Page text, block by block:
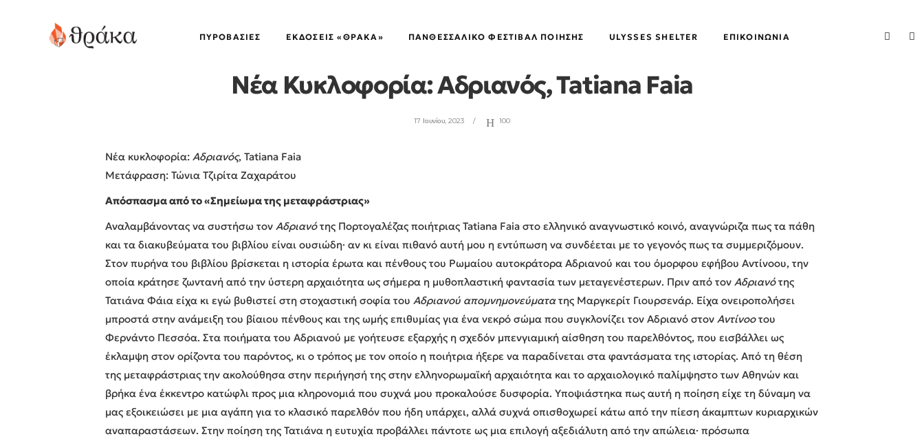
ΠΥΡΟΒΑΣΊΕΣ EΚΔΌΣΕΙΣ «ΘΡΑΚΑ» ΠΑΝΘΕΣΣΑΛΙΚΌ ΦΕΣΤΙΒΆΛ ΠΟΊΗΣΗΣ ULYSSES SHELTER ΕΠΙΚΟΙΝΩΝΊΑ
ΕΚΔΌΣΕΙΣ "ΘΡΆΚΑ", ΝΈΕΣ ΚΥΚΛΟΦΟΡΊΕΣ
Νέα Κυκλοφορία: Αδριανός, Tatiana Faia
17 Ιουνίου, 2023 100
Νέα κυκλοφορία:Αδριανός, Tatiana Faia
Μετάφραση: Τώνια Τζιρίτα Ζαχαράτου
Απόσπασμα από το «Σημείωμα της μεταφράστριας»
Αναλαμβάνοντας να συστήσω τονΑδριανότης Πορτογαλέζας ποιήτριας Tatiana Faia στο ελληνικό αναγνωστικό κοινό, αναγνώριζα πως τα πάθη
και τα διακυβεύματα του βιβλίου είναι ουσιώδη· αν κι είναι πιθανό αυτή μου η εντύπωση να συνδέεται με το γεγονός πως τα συμμεριζόμουν.
Στον πυρήνα του βιβλίου βρίσκεται η ιστορία έρωτα και πένθους του Ρωμαίου αυτοκράτορα Αδριανού και του όμορφου εφήβου Αντίνοου, την
οποία κράτησε ζωντανή από την ύστερη αρχαιότητα ως σήμερα η μυθοπλαστική φαντασία των μεταγενέστερων. Πριν από τονΑδριανότης
Τατιάνα Φάια είχα κι εγώ βυθιστεί στη στοχαστική σοφία τουΑδριανού απομνημονεύματατης Μαργκερίτ Γιουρσενάρ. Είχα ονειροπολήσει
μπροστά στην ανάμειξη του βίαιου πένθους και της ωμής επιθυμίας για ένα νεκρό σώμα που συγκλονίζει τον Αδριανό στονΑντίνοοτου
Φερνάντο Πεσσόα. Στα ποιήματα του Αδριανού με γοήτευσε εξαρχής η σχεδόν μπενγιαμική αίσθηση του παρελθόντος, που εισβάλλει ως
έκλαμψη στον ορίζοντα του παρόντος, κι ο τρόπος με τον οποίο η ποιήτρια ήξερε να παραδίνεται στα φαντάσματα της ιστορίας. Από τη θέση
της μεταφράστριας την ακολούθησα στην περιήγησή της στην ελληνορωμαϊκή αρχαιότητα και το αρχαιολογικό παλίμψηστο των Αθηνών και
βρήκα ένα έκκεντρο κατώφλι προς μια κληρονομιά που συχνά μου προκαλούσε δυσφορία. Υποψιάστηκα πως αυτή η ποίηση είχε τη δύναμη να
μας εξοικειώσει με μια αγάπη για το κλασικό παρελθόν που ήδη υπάρχει, αλλά συχνά οπισθοχωρεί κάτω από την πίεση άκαμπτων κυριαρχικών
αναπαραστάσεων. Στην ποίηση της Τατιάνα η ευτυχία προβάλλει πάντοτε ως μια επιλογή αξεδιάλυτη από την απώλεια· πρόσωπα